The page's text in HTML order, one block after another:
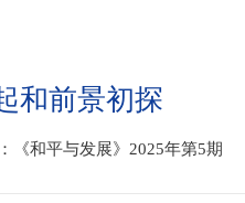
和前景初探
平与发展》2025年第5期